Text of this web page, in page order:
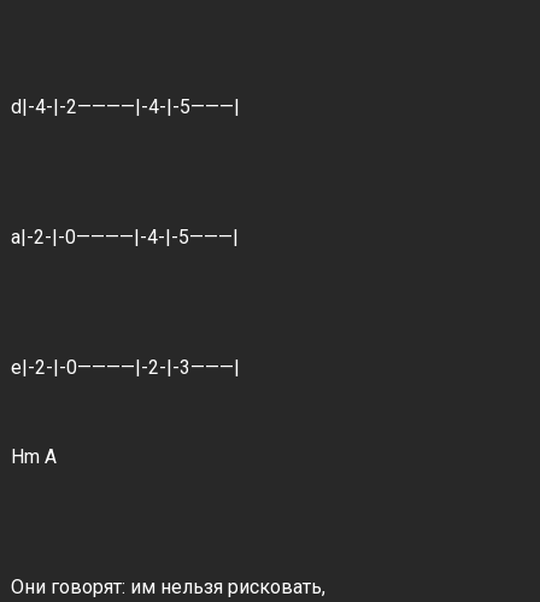
d|-4-|-2————|-4-|-5———|
a|-2-|-0————|-4-|-5———|
e|-2-|-0————|-2-|-3———|
Hm A
Они говорят: им нельзя рисковать,